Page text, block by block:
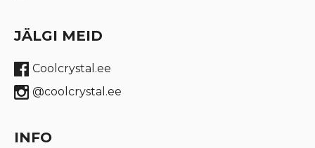
JÄLGI MEID
Coolcrystal.ee
@coolcrystal.ee
INFO